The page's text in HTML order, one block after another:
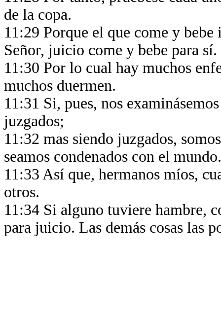
de la copa.
11:29 Porque el que come y
Señor, juicio come y bebe para sí.
11:30 Por lo cual hay muchos
muchos duermen.
11:31 Si, pues, nos
juzgados;
11:32 mas siendo juzgados,
seamos condenados con el
11:33 Así que, hermanos míos,
otros.
11:34 Si alguno tuviere hambre,
para juicio. Las demás cosas las